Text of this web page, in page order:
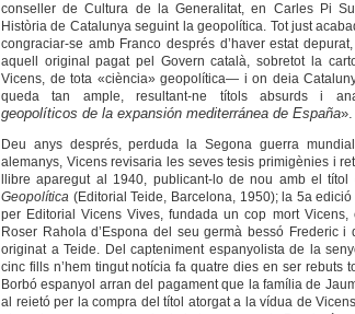
conseller de Cultura de la Generalitat, en Carles Pi
Història de Catalunya seguint la geopolítica. Tot just
congraciar-se amb Franco després d’haver estat
aquell original pagat pel Govern català, sobretot la
Vicens, de tota «ciència» geopolítica— i on deia
queda tan ample, resultant-ne títols absurds i
geopolíticos de la expansión mediterránea de España».
Deu anys després, perduda la Segona guerra
alemanys, Vicens revisaria les seves tesis primigènies i
llibre aparegut al 1940, publicant-lo de nou amb el títol
Geopolítica (Editorial Teide, Barcelona, 1950); la 5a
per Editorial Vicens Vives, fundada un cop mort
Roser Rahola d’Espona del seu germà bessó Frederic i
originat a Teide. Del capteniment espanyolista de la
cinc fills n’hem tingut notícia fa quatre dies en ser rebuts
Borbó espanyol arran del pagament que la família de
al reietó per la compra del títol atorgat a la vídua de